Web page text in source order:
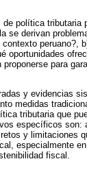
política tributaria
se derivan
peruano?,
oportunidades
para
y evidencias
medidas
tributaria que
específicos son:
y limitaciones
especialmente
fiscal.